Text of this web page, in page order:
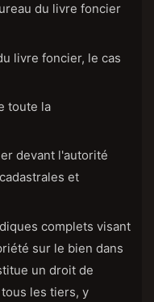
du livre foncier
livre foncier, le cas
toute la
devant l'autorité
et
complets visant
sur le bien dans
un droit de
les tiers, y